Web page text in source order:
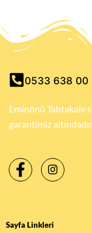
0533 638 00
Eminönü Tahtakale
garantimiz
Sayfa Linkleri